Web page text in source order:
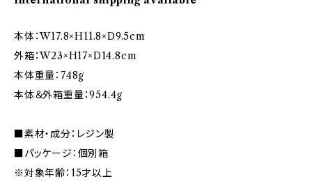
本体：W17.8×H11.8×D9.5cm
外箱：W23×H17×D14.8cm
本体重量：748g
本体＆外箱重量：954.4g
■素材・成分：レジン製
■パッケージ：個別箱
※対象年齢：15才以上